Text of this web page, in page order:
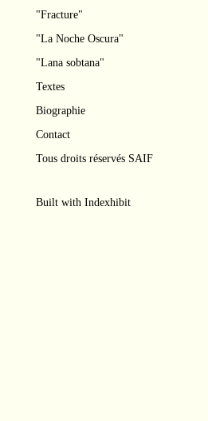
"Fracture"
"La Noche Oscura"
"Lana sobtana"
Textes
Biographie
Contact
Tous droits réservés SAIF
Built with Indexhibit